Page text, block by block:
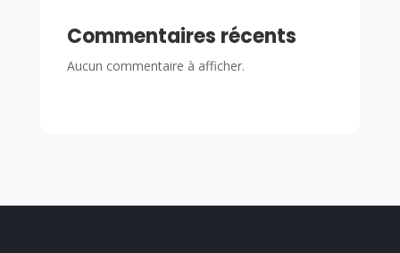
Commentaires récents
Aucun commentaire à afficher.